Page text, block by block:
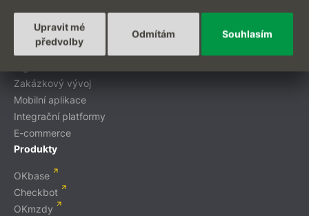
Souhlasím
Odmítám
Upravit mé
předvolby
Projekty na míru
Zakázkový vývoj
Mobilní aplikace
Integrační platformy
E-commerce
Produkty
OKbase
Checkbot
OKmzdy